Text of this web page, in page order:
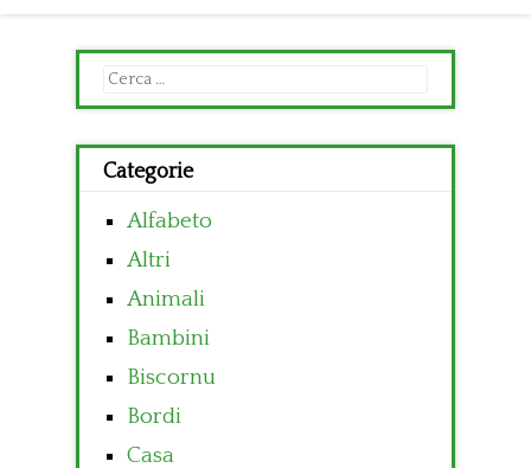
Ricerca
per:
Categorie
Alfabeto
Altri
Animali
Bambini
Biscornu
Bordi
Casa